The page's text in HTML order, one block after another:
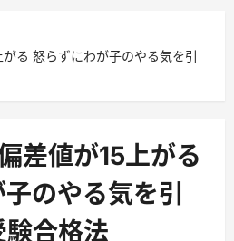
る 怒らずにわが子のやる気を引
差値が15上がる
のやる気を引
験合格法